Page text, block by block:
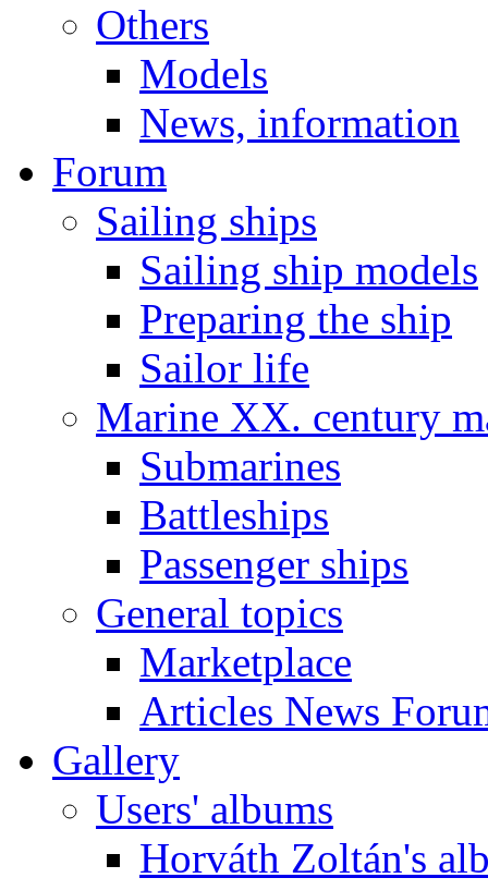
Others
Models
News, information
Forum
Sailing ships
Sailing ship models
Preparing the ship
Sailor life
Marine XX. century
Submarines
Battleships
Passenger ships
General topics
Marketplace
Articles News
Gallery
Users' albums
Horváth Zoltán's